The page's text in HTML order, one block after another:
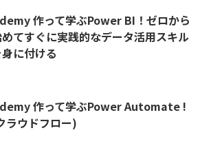
作って学ぶPower BI！ゼロから
てすぐに実践的なデータ活用スキル
に付ける
作って学ぶPower Automate !
ラウドフロー)